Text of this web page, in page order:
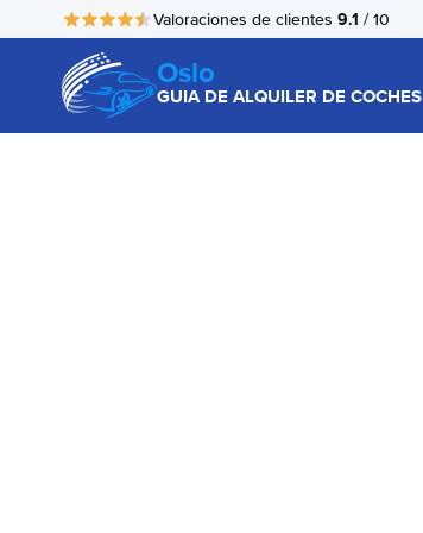
Valoraciones de clientes 9.1 / 10
Oslo
GUIA DE ALQUILER DE COCHES